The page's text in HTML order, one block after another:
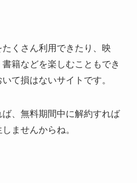
くさん利用できたり、映
籍などを楽しむこともでき
て損はないサイトです。
、無料期間中に解約すれば
ませんからね。